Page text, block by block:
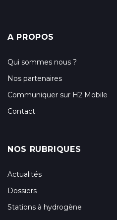
A PROPOS
Qui sommes nous ?
Nos partenaires
Communiquer sur H2 Mobile
Contact
NOS RUBRIQUES
Actualités
Dossiers
Stations à hydrogène